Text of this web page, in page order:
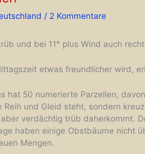
/ 2 Kommentare
und bei 11° plus Wind auch
etwas freundlicher wird,
hat 50 numerierte Parzellen,
Reih und Gleid steht, sondern
verdächtig trüb daherkommt.
haben einige Obstbäume nicht
Mengen.